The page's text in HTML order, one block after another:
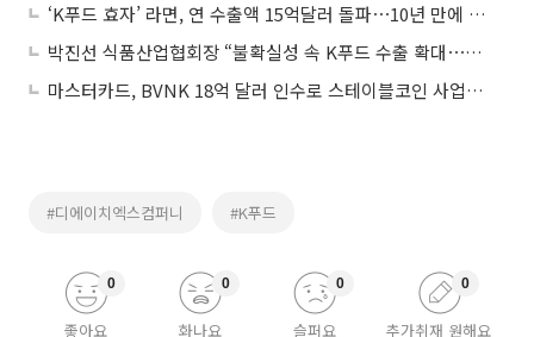
‘K푸드 효자’ 라면, 연 수출액 15억달러 돌파⋯10년 만에 7배 성장
박진선 식품산업협회장 “불확실성 속 K푸드 수출 확대⋯지속가능 성장 전략 필요”
마스터카드, BVNK 18억 달러 인수로 스테이블코인 사업 본격 확장
#디에이치엑스컴퍼니 #K푸드
좋아요
0
화나요
0
슬퍼요
0
추가취재 원해요
0